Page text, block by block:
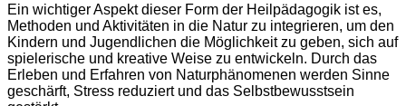
Ein wichtiger Aspekt dieser Form der Heilpädagogik ist es,
Methoden und Aktivitäten in die Natur zu integrieren, um den
Kindern und Jugendlichen die Möglichkeit zu geben, sich auf
spielerische und kreative Weise zu entwickeln. Durch das
Erleben und Erfahren von Naturphänomenen werden Sinne
geschärft, Stress reduziert und das Selbstbewusstsein